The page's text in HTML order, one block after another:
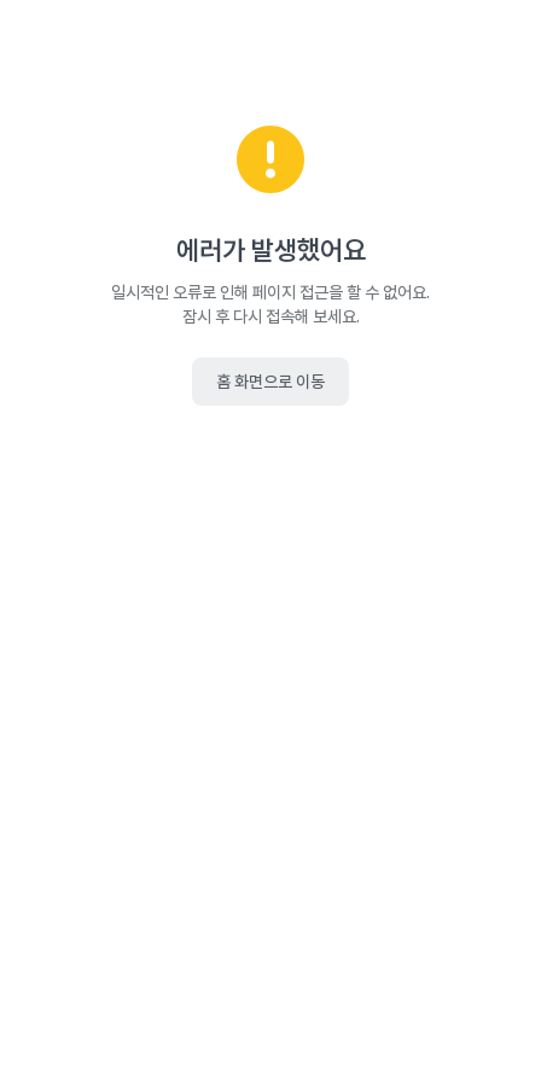
에러가 발생했어요
일시적인 오류로 인해 페이지 접근을 할 수 없어요.
잠시 후 다시 접속해 보세요.
홈 화면으로 이동